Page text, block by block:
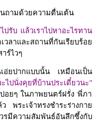
ถามด้วยความตื่นเต้น
รับ แล้วเราไปหาอะไรทาน
วลาและสถานที่กันเรียบร้อย
ร์ไวๆ
อ่ยปากแบบนั้น เหมือนเป็น
ไปนั่งคุยที่บ้านประเดี๋ยวนะ"
อยๆ ในภาพยนตร์ฝรั่ง พี่ภา
พระเจ้าทรงชำระร่างกาย
รมีความสัมพันธ์อันลึกซึ้งกับ